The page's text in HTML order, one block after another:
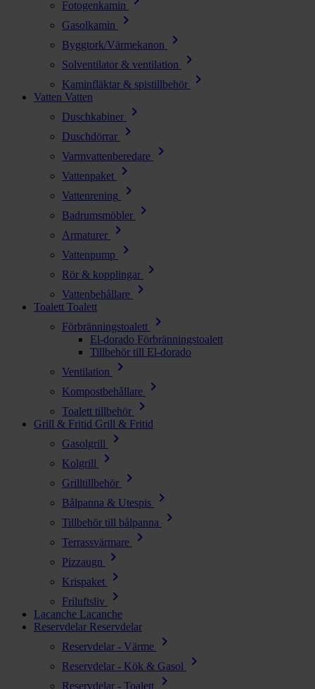
Fotogenkamin
Gasolkamin chevron_right
Byggtork/Värmekanon chevron_right
Solventilator & ventilation chevron_right
Kaminfläktar & spistillbehör chevron_right
Vatten Vatten
Duschkabiner
chevron_right
Duschdörrar chevron_right
Varmvattenberedare chevron_right
Vattenpaket chevron_right
Vattenrening chevron_right
Badrumsmöbler chevron_right
Armaturer chevron_right
Vattenpump chevron_right
Rör & kopplingar chevron_right
Vattenbehållare chevron_right
Toalett Toalett
Förbränningstoalett
chevron_right
El-dorado Förbränningstoalett
Tillbehör till El-dorado
Ventilation
chevron_right
Kompostbehållare chevron_right
Toalett tillbehör chevron_right
Grill & Fritid Grill & Fritid
Gasolgrill
chevron_right
Kolgrill chevron_right
Grilltillbehör chevron_right
Bålpanna & Utespis chevron_right
Tillbehör till bålpanna chevron_right
Terrassvärmare chevron_right
Pizzaugn chevron_right
Krispaket chevron_right
Friluftsliv chevron_right
Lacanche Lacanche
Reservdelar Reservdelar
Reservdelar - Värme
chevron_right
Reservdelar - Kök & Gasol chevron_right
Reservdelar - Toalett chevron_right